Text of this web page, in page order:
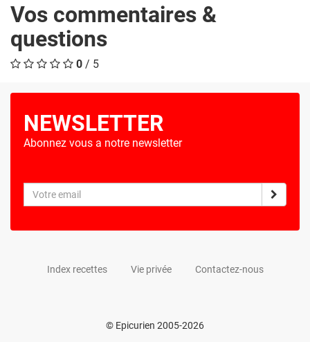
Vos commentaires &
questions
0 / 5
NEWSLETTER
Abonnez vous a notre newsletter
Index recettes Vie privée Contactez-nous
© Epicurien 2005-2026